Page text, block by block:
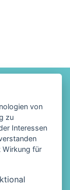
von
zu
Interessen
Wirkung für